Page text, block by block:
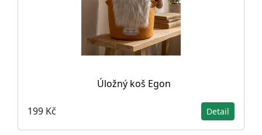
Úložný koš Egon
199 Kč Detail